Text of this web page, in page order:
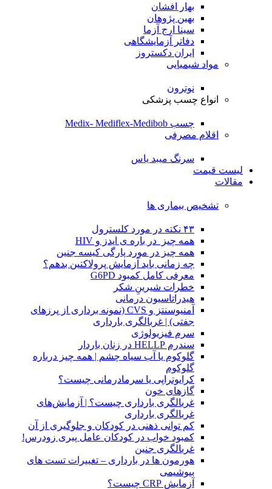
بهار افشان
بهین پژوهان
سینا ارج آزما
دفاتر آزمایشگاهی
ایران دکستروز
مواد شیمیایی
نوترون
انواع چسب پزشکی
چسب Medix- Mediflex-Medibob
اقلام مصرفی
سرنگ میبد یاس
لیست قیمت
مقالات
تشخیص بیماری ها
۴۳ نکته در مورد کلسترول
همه چیز در باره ی ایدز و HIV
همه چیز در مورد پارگی کیسه جنین
چه زمانی باید آزمایش پرولاکتین بدهم؟
معرفی کامل کمبود G6PD
خطرات شیرینِ شکر
هیدراتاسیون درمانی
آمنیوسنتز و CVS (نمونه برداری از پرزهای
جفتی) | غربالگری بارداری
سرم فیزیولوژی
سندرم HELLP در زنان باردار
گلوکوم یا آب سیاه چشم | همه چیز درباره
گلوکوم
کرایوتراپی یا سرمادرمانی چیست؟
گازهای خون
غربالگری بارداری چیست؟ | آزمایش‌های
غربالگری بارداری
کم توانی ذهنی در کودکان و جلوگیری از آن
کمبود خواب در کودکان عامل پیری زودرس!
غربالگری جنین
هورمون ها در بارداری – تغییرات تست های
بیوشیمی
آزمایش CRP چیست؟